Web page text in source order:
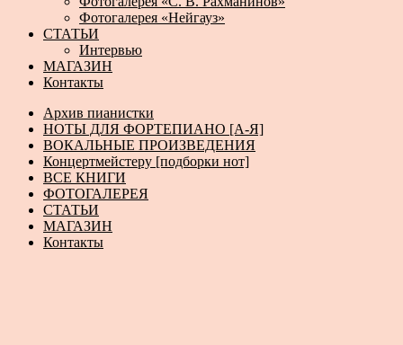
Фотогалерея «Нейгауз»
СТАТЬИ
Интервью
МАГАЗИН
Контакты
Архив пианистки
НОТЫ ДЛЯ ФОРТЕПИАНО [А-Я]
ВОКАЛЬНЫЕ ПРОИЗВЕДЕНИЯ
Концертмейстеру [подборки нот]
ВСЕ КНИГИ
ФОТОГАЛЕРЕЯ
СТАТЬИ
МАГАЗИН
Контакты